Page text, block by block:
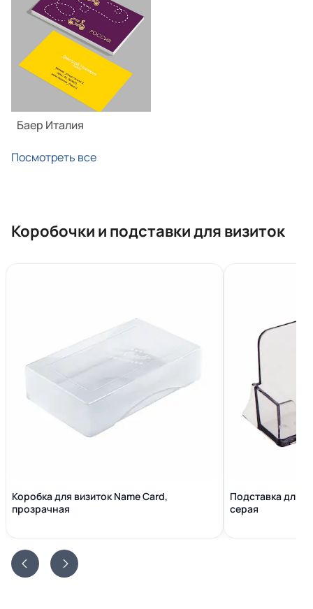
Баер Италия
Посмотреть все
Коробочки и подставки для визиток
Коробка для визиток Name Сard,
прозрачная
Подставка для
серая